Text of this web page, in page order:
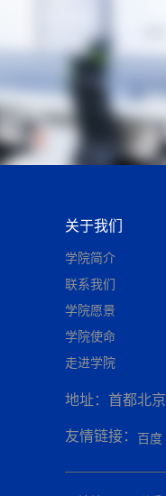
关于我们
学院简介
联系我们
学院愿景
学院使命
走进学院
地址：首都北京
友情链接： 百度